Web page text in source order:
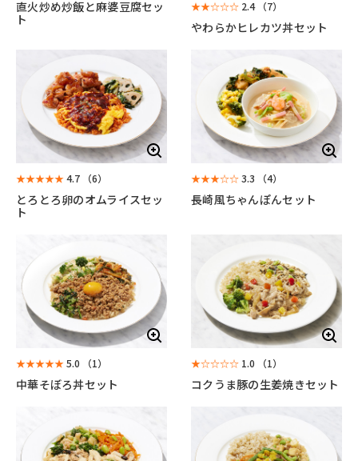
直火炒め炒飯と麻婆豆腐セッ
ト
★★☆☆☆ 2.4 （7）
やわらかヒレカツ丼セット
★★★★★4.7 （6）
とろとろ卵のオムライスセッ
ト
★★★☆☆3.3 （4）
長崎風ちゃんぽんセット
★★★★★5.0 （1）
中華そぼろ丼セット
★☆☆☆☆ 1.0 （1）
コクうま豚の生姜焼きセット